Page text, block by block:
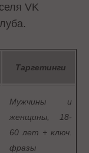
VK
Таргетинги
Мужчины и
женщины, 18-
60 лет + ключ.
фразы